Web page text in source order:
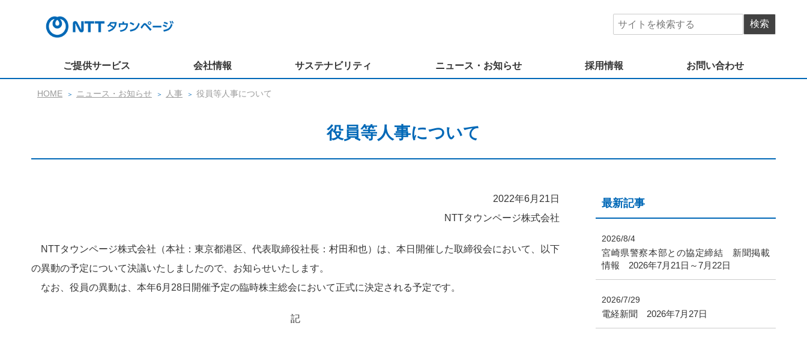
ご提供サービス 会社情報 サステナビリティ ニュース・お知らせ 採用情報 お問い合わせ
HOME ニュース・お知らせ 人事 役員等人事について
役員等人事について
2022年6月21日
NTTタウンページ株式会社
NTTタウンページ株式会社（本社：東京都港区、代表取締役社長：村田和也）は、本日開催した取締役会において、以下
の異動の予定について決議いたしましたので、お知らせいたします。
なお、役員の異動は、本年6月28日開催予定の臨時株主総会において正式に決定される予定です。
記
最新記事
2026/8/4
宮崎県警察本部との協定締結 新聞掲載
情報 2026年7月21日～7月22日
2026/7/29
電経新聞 2026年7月27日